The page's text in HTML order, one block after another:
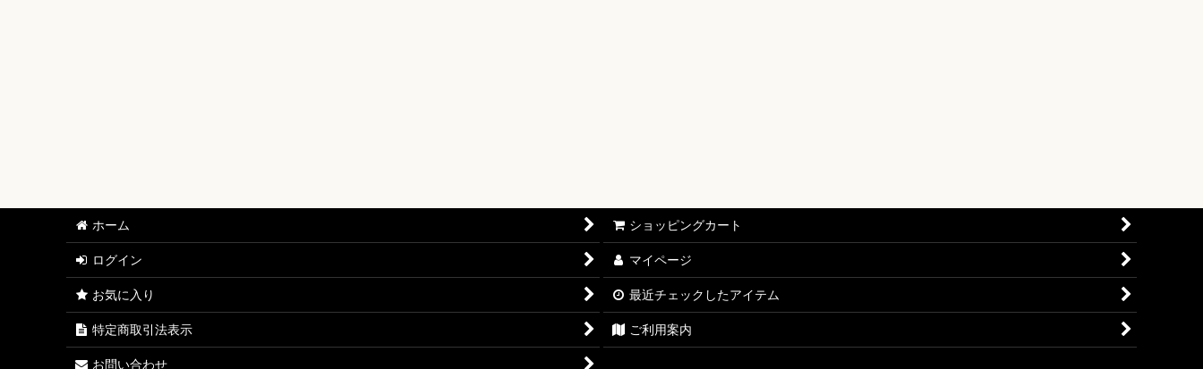
【ワンピースカード】エクストラブースター ONE PIECE Heroines Edition【EB-03】
【ワンピースカード】ブースターパック 受け継がれる意志【OP-13】
【ワンピースカード】プレミアムブースター ONE PIECE CARD THE BEST vol.2【PRB-02】
【ワンピースカード】ブースターパック 師弟の絆【OP-12】
【ワンピースカード】ブースターパック 神速の拳【OP-11】
ホーム ショッピングカート
ログイン マイページ
お気に入り 最近チェックしたアイテム
特定商取引法表示 ご利用案内
お問い合わせ